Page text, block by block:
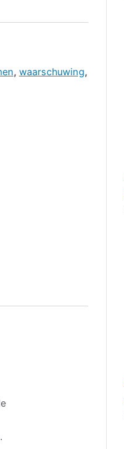
, waarschuwing,